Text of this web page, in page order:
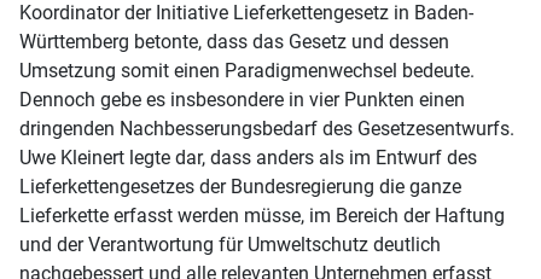
Koordinator der Initiative Lieferkettengesetz in Baden-
Württemberg betonte, dass das Gesetz und dessen
Umsetzung somit einen Paradigmenwechsel bedeute.
Dennoch gebe es insbesondere in vier Punkten einen
dringenden Nachbesserungsbedarf des Gesetzesentwurfs.
Uwe Kleinert legte dar, dass anders als im Entwurf des
Lieferkettengesetzes der Bundesregierung die ganze
Lieferkette erfasst werden müsse, im Bereich der Haftung
und der Verantwortung für Umweltschutz deutlich
nachgebessert und alle relevanten Unternehmen erfasst